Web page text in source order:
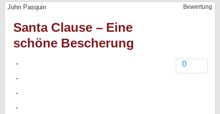
Bewertung
John Pasquin
Santa Clause – Eine
schöne Bescherung
0
Veranstaltungen
KULTUR